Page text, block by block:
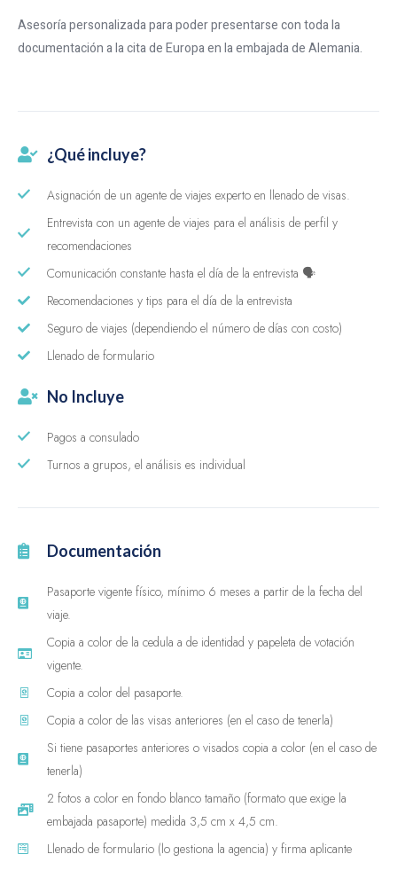
Asesoría personalizada para poder presentarse con toda la
documentación a la cita de Europa en la embajada de Alemania.
¿Qué incluye?
Asignación de un agente de viajes experto en llenado de visas.
Entrevista con un agente de viajes para el análisis de perfil y
recomendaciones
Comunicación constante hasta el día de la entrevista 🗣
Recomendaciones y tips para el día de la entrevista
Seguro de viajes (dependiendo el número de días con costo)
Llenado de formulario​
No Incluye
Pagos a consulado
Turnos a grupos, el análisis es individual
Documentación
Pasaporte vigente físico, mínimo 6 meses a partir de la fecha del
viaje.
Copia a color de la cedula a de identidad y papeleta de votación
vigente.
Copia a color del pasaporte.
Copia a color de las visas anteriores (en el caso de tenerla)
Si tiene pasaportes anteriores o visados copia a color (en el caso de
tenerla)
2 fotos a color en fondo blanco tamaño (formato que exige la
embajada pasaporte) medida 3,5 cm x 4,5 cm.
Llenado de formulario (lo gestiona la agencia) y firma aplicante